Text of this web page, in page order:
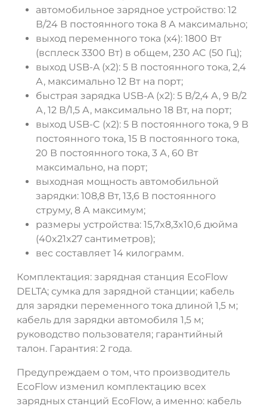
автомобильное зарядное устройство: 12
В/24 В постоянного тока 8 А максимально;
выход переменного тока (x4): 1800 Вт
(всплеск 3300 Вт) в общем, 230 AC (50 Гц);
выход USB-A (x2): 5 В постоянного тока, 2,4
А, максимально 12 Вт на порт;
быстрая зарядка USB-A (x2): 5 В/2,4 А, 9 В/2
А, 12 В/1,5 А, максимально 18 Вт, на порт;
выход USB-C (x2): 5 В постоянного тока, 9 В
постоянного тока, 15 В постоянного тока,
20 В постоянного тока, 3 А, 60 Вт
максимально, на порт;
выходная мощность автомобильной
зарядки: 108,8 Вт, 13,6 В постоянного
струму, 8 А максимум;
размеры устройства: 15,7x8,3x10,6 дюйма
(40x21x27 сантиметров);
вес составляет 14 килограмм.
Комплектация: зарядная станция EcoFlow
DELTA; сумка для зарядной станции; кабель
для зарядки переменного тока длиной 1,5 м;
кабель для зарядки автомобиля 1,5 м;
руководство пользователя; гарантийный
талон. Гарантия: 2 года.
Предупреждаем о том, что производитель
EcoFlow изменил комплектацию всех
зарядных станций EcoFlow, а именно: кабель